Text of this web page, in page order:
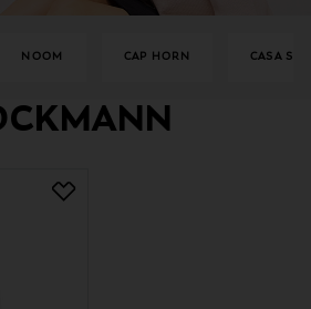
NOOM CAP HORN CASA